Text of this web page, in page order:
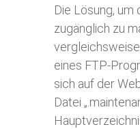
Die Lösung,
zugänglich zu
eines FTP-
sich auf der
Datei